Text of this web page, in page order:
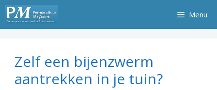
Ga
naar
de
Menu
Zelf een bijenzwerm
aantrekken in je tuin?